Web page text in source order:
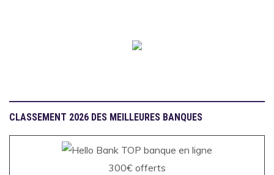
CLASSEMENT 2026 DES MEILLEURES BANQUES
300€ offerts